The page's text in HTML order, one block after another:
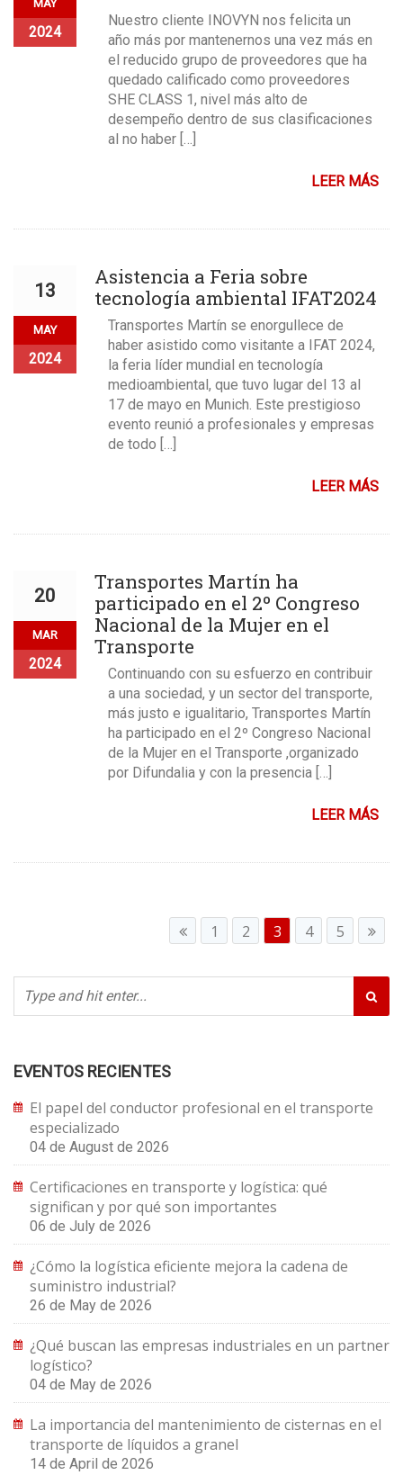
MAY
2024
Nuestro cliente INOVYN nos felicita un
año más por mantenernos una vez más en
el reducido grupo de proveedores que ha
quedado calificado como proveedores
SHE CLASS 1, nivel más alto de
desempeño dentro de sus clasificaciones
al no haber […]
LEER MÁS
13
MAY
2024
Asistencia a Feria sobre
tecnología ambiental IFAT2024
Transportes Martín se enorgullece de
haber asistido como visitante a IFAT 2024,
la feria líder mundial en tecnología
medioambiental, que tuvo lugar del 13 al
17 de mayo en Munich. Este prestigioso
evento reunió a profesionales y empresas
de todo […]
LEER MÁS
20
MAR
2024
Transportes Martín ha
participado en el 2º Congreso
Nacional de la Mujer en el
Transporte
Continuando con su esfuerzo en contribuir
a una sociedad, y un sector del transporte,
más justo e igualitario, Transportes Martín
ha participado en el 2º Congreso Nacional
de la Mujer en el Transporte ,organizado
por Difundalia y con la presencia […]
LEER MÁS
1 2 3 4 5
EVENTOS RECIENTES
El papel del conductor profesional en el transporte
especializado
04 de August de 2026
Certificaciones en transporte y logística: qué
significan y por qué son importantes
06 de July de 2026
¿Cómo la logística eficiente mejora la cadena de
suministro industrial?
26 de May de 2026
¿Qué buscan las empresas industriales en un partner
logístico?
04 de May de 2026
La importancia del mantenimiento de cisternas en el
transporte de líquidos a granel
14 de April de 2026